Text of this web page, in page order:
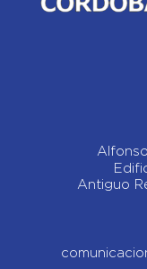
Antiguo